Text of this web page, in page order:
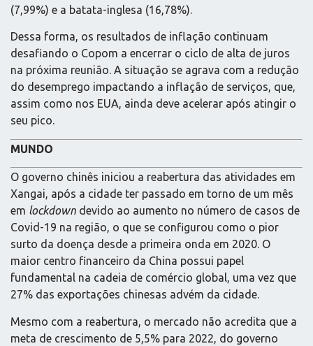
(7,99%) e a batata-inglesa (16,78%).
Dessa forma, os resultados de inflação continuam
desafiando o Copom a encerrar o ciclo de alta de juros
na próxima reunião. A situação se agrava com a redução
do desemprego impactando a inflação de serviços, que,
assim como nos EUA, ainda deve acelerar após atingir o
seu pico.
MUNDO
O governo chinês iniciou a reabertura das atividades em
Xangai, após a cidade ter passado em torno de um mês
em lockdown devido ao aumento no número de casos de
Covid-19 na região, o que se configurou como o pior
surto da doença desde a primeira onda em 2020. O
maior centro financeiro da China possui papel
fundamental na cadeia de comércio global, uma vez que
27% das exportações chinesas advém da cidade.
Mesmo com a reabertura, o mercado não acredita que a
meta de crescimento de 5,5% para 2022, do governo